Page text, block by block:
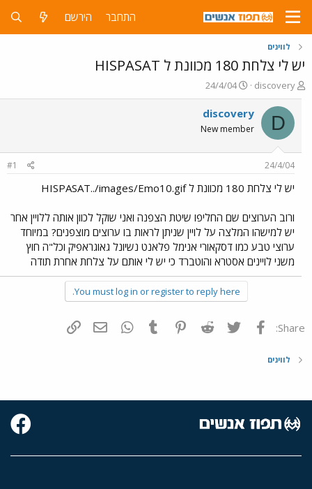
התחבר הירשם
לווינים
יש לי צלחת 180 מכוונת ל HISPASAT
פ
ו
ת
ח
ה
ש
א
discovery
פ
ו
ר
ם
ר
24/4/04
D
discovery
New member
24/4/04
#1
יש לי צלחת 180 מכוונת ל HISPASAT../images/Emo10.gif
ורוב הערוצים שם החליפו שיטת הצפנה ואני שוקל לכוון אותה ללויין אחר
יש למישהו המלצה על לויין שניתן לראות בו ערוצים מוצפנים? במיוחד
ערוצי טבע כמו דסקאורי אנימל פלאנט נשיונל גאוגראפיק וכל"ה חוץ
משני לויינים אסטרא והוטברד כי יש לי אותם על צלחת אחרת תודה
You must log in or register to reply here.
Share: פייסבוק Twitter
Reddit
Pinterest
Tumblr
WhatsAppדואר אלקטרוני
לווינים